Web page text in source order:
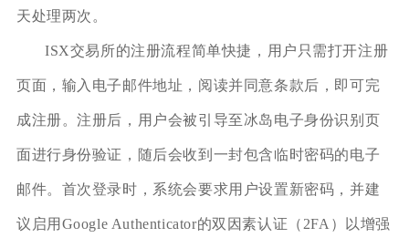
天处理两次。
ISX交易所的注册流程简单快捷，用户只需打开注册
页面，输入电子邮件地址，阅读并同意条款后，即可完
成注册。注册后，用户会被引导至冰岛电子身份识别页
面进行身份验证，随后会收到一封包含临时密码的电子
邮件。首次登录时，系统会要求用户设置新密码，并建
议启用Google Authenticator的双因素认证（2FA）以增强